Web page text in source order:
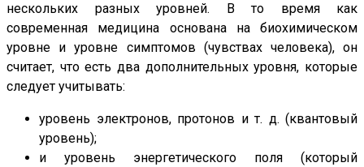
нескольких разных уровней. В то время как
современная медицина основана на биохимическом
уровне и уровне симптомов (чувствах человека), он
считает, что есть два дополнительных уровня, которые
следует учитывать:
уровень электронов, протонов и т. д. (квантовый
уровень);
и уровень энергетического поля (который